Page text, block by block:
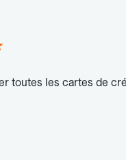
toutes les cartes de